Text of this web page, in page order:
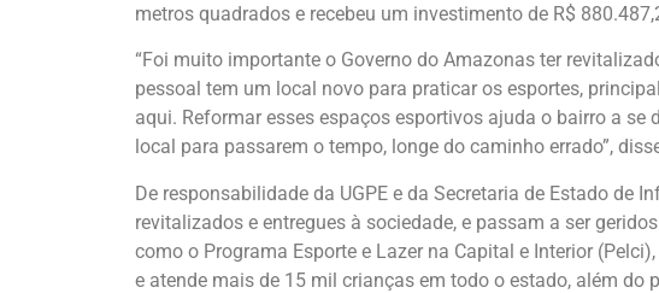
metros quadrados e recebeu um investimento de R$
“Foi muito importante o Governo do Amazonas ter
pessoal tem um local novo para praticar os esportes,
aqui. Reformar esses espaços esportivos ajuda o bairro a se
local para passarem o tempo, longe do caminho errado”,
De responsabilidade da UGPE e da Secretaria de Estado de
revitalizados e entregues à sociedade, e passam a ser
como o Programa Esporte e Lazer na Capital e Interior
e atende mais de 15 mil crianças em todo o estado, além do